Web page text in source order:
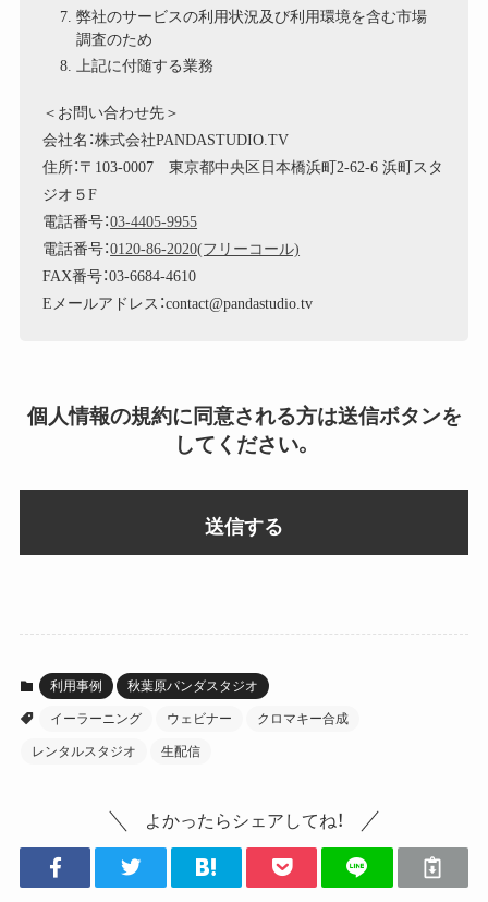
弊社のサービスの利用状況及び利用環境を含む市場
調査のため
上記に付随する業務
＜お問い合わせ先＞
会社名：株式会社PANDASTUDIO.TV
住所：〒103-0007 東京都中央区日本橋浜町2-62-6 浜町スタ
ジオ５F
電話番号：03-4405-9955
電話番号：0120-86-2020(フリーコール)
FAX番号：03-6684-4610
Eメールアドレス：contact@pandastudio.tv
個人情報の規約に同意される方は送信ボタンを
してください。
利用事例 秋葉原パンダスタジオ
イーラーニング ウェビナー クロマキー合成
レンタルスタジオ 生配信
よかったらシェアしてね！